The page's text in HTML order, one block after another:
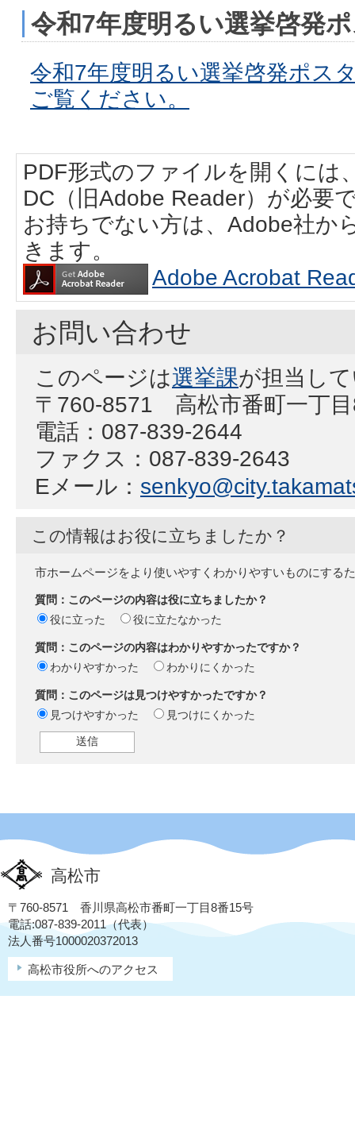
令和7年度明るい選挙啓発
令和7年度明るい選挙啓発ポス
ご覧ください。
PDF形式のファイルを開くには
DC（旧Adobe Reader）が必要
お持ちでない方は、Adobe社か
きます。
Adobe Acrobat
お問い合わせ
このページは選挙課が担当し
〒760-8571 高松市番町一丁
電話：087-839-2644
ファクス：087-839-2643
Eメール：
この情報はお役に立ちましたか？
市ホームページをより使いやすくわかりやすいものにする
質問：このページの内容は役に立ちましたか？
役に立った
役に立たなかった
質問：このページの内容はわかりやすかったですか？
わかりやすかった
わかりにくかった
質問：このページは見つけやすかったですか？
見つけやすかった
見つけにくかった
高松市
〒760-8571 香川県高松市番町一丁目8番15号
電話:087-839-2011（代表）
法人番号1000020372013
高松市役所へのアクセス